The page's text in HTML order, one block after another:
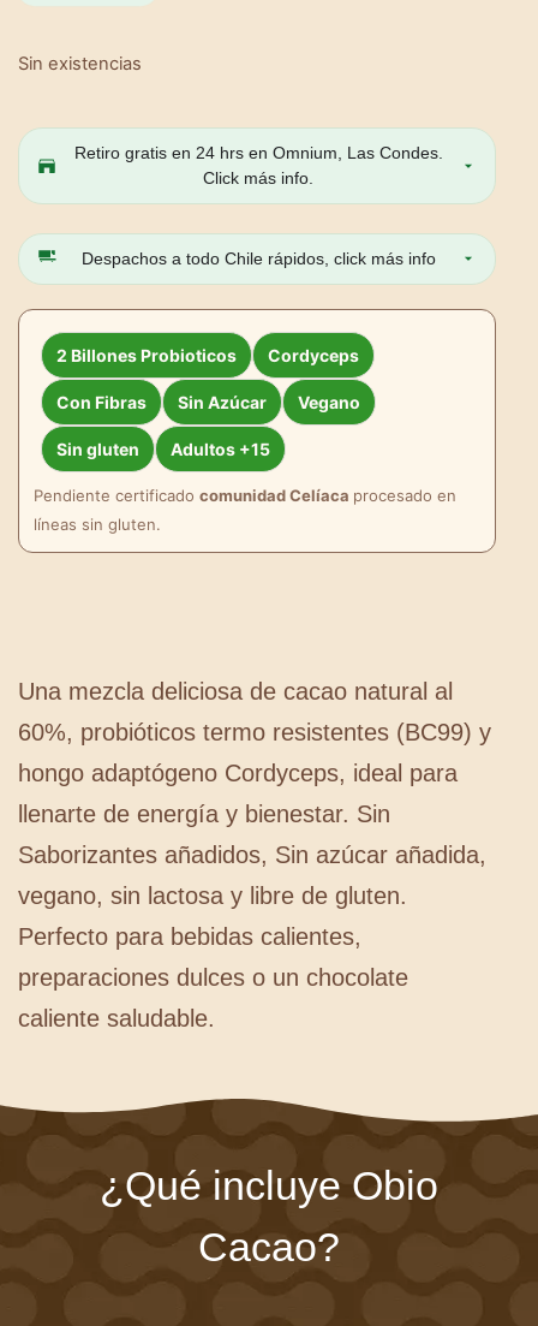
Sin existencias
Retiro gratis en 24 hrs en Omnium, Las Condes.
Click más info.
Despachos a todo Chile rápidos, click más info
2 Billones Probioticos Cordyceps
Con Fibras Sin Azúcar Vegano
Sin gluten Adultos +15
Pendiente certificado comunidad Celíaca procesado en
líneas sin gluten.
Una mezcla deliciosa de cacao natural al
60%, probióticos termo resistentes (BC99) y
hongo adaptógeno Cordyceps, ideal para
llenarte de energía y bienestar. Sin
Saborizantes añadidos, Sin azúcar añadida,
vegano, sin lactosa y libre de gluten.
Perfecto para bebidas calientes,
preparaciones dulces o un chocolate
caliente saludable.
¿Qué incluye Obio
Cacao?